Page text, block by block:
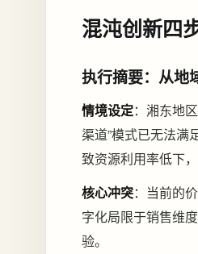
混沌创新四
执行摘要：从地
情境设定：湘东地
渠道”模式已无法满
致资源利用率低下
核心冲突：当前的
字化局限于销售维
验。